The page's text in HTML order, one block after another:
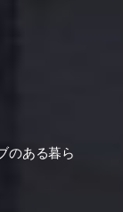
のある暮ら